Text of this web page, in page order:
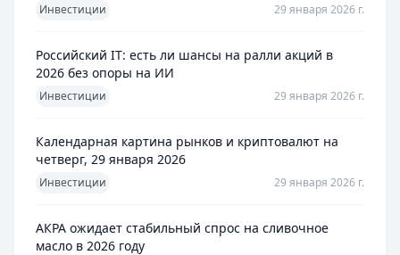
Инвестиции 29 января 2026 г.
Российский IT: есть ли шансы на ралли акций в
2026 без опоры на ИИ
Инвестиции 29 января 2026 г.
Календарная картина рынков и криптовалют на
четверг, 29 января 2026
Инвестиции 29 января 2026 г.
АКРА ожидает стабильный спрос на сливочное
масло в 2026 году